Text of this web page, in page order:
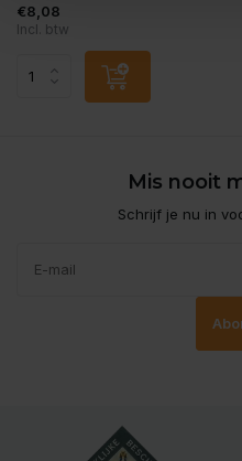
€8,08
Incl. btw
Mis nooit
Schrijf je nu in